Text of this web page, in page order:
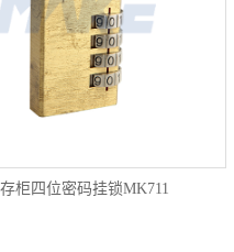
柜四位密码挂锁MK711